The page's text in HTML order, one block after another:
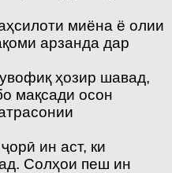
миёна ё олии
арзанда дар
ҳозир шавад,
мақсади осон
ин аст, ки
Солҳои пеш ин